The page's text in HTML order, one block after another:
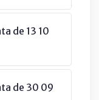
de 13 10
de 30 09